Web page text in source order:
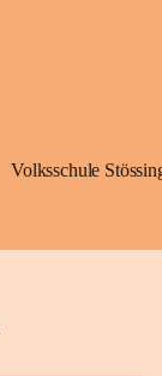
Volksschule